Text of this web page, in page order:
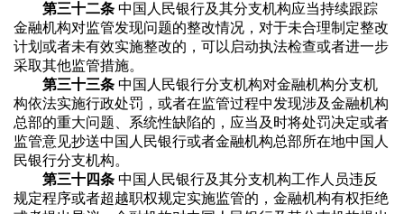
第三十二条 中国人民银行及其分支机构应当持续跟踪
金融机构对监管发现问题的整改情况，对于未合理制定整改
计划或者未有效实施整改的，可以启动执法检查或者进一步
采取其他监管措施。
第三十三条 中国人民银行分支机构对金融机构分支机
构依法实施行政处罚，或者在监管过程中发现涉及金融机构
总部的重大问题、系统性缺陷的，应当及时将处罚决定或者
监管意见抄送中国人民银行或者金融机构总部所在地中国人
民银行分支机构。
第三十四条 中国人民银行及其分支机构工作人员违反
规定程序或者超越职权规定实施监管的，金融机构有权拒绝